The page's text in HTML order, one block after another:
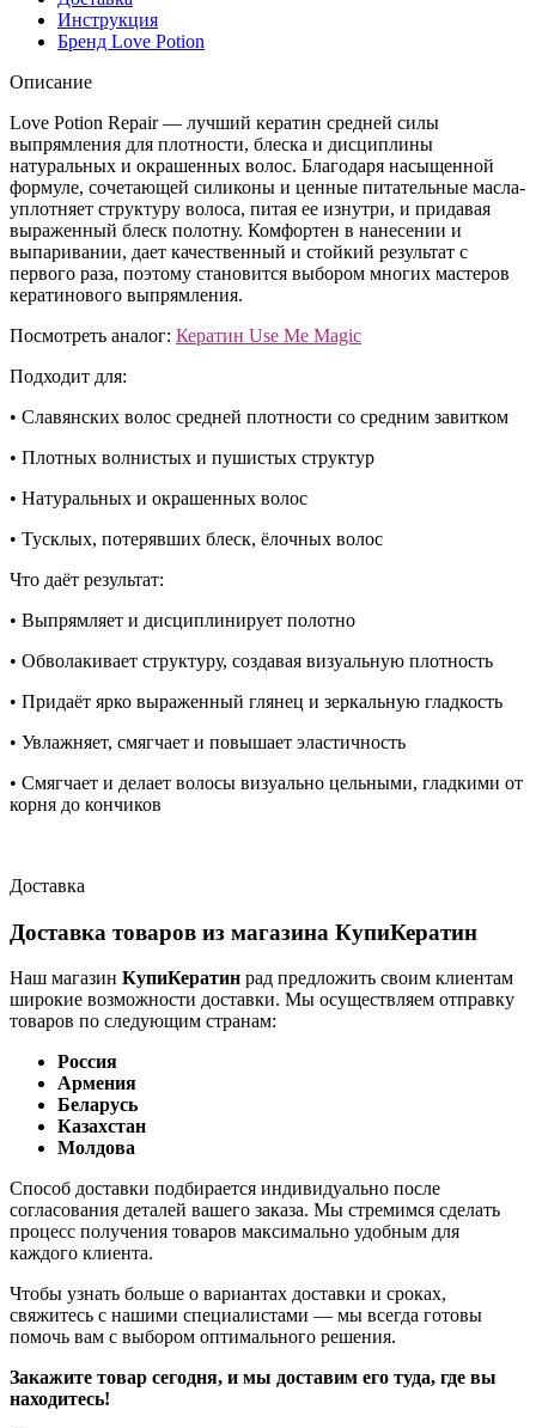
Инструкция
Бренд Love Potion
Описание
Love Potion Repair — лучший кератин средней силы
выпрямления для плотности, блеска и дисциплины
натуральных и окрашенных волос. Благодаря насыщенной
формуле, сочетающей силиконы и ценные питательные масла-
уплотняет структуру волоса, питая ее изнутри, и придавая
выраженный блеск полотну. Комфортен в нанесении и
выпаривании, дает качественный и стойкий результат с
первого раза, поэтому становится выбором многих мастеров
кератинового выпрямления.
Посмотреть аналог: Кератин Use Me Magic
Подходит для:
• Славянских волос средней плотности со средним завитком
• Плотных волнистых и пушистых структур
• Натуральных и окрашенных волос
• Тусклых, потерявших блеск, ёлочных волос
Что даёт результат:
• Выпрямляет и дисциплинирует полотно
• Обволакивает структуру, создавая визуальную плотность
• Придаёт ярко выраженный глянец и зеркальную гладкость
• Увлажняет, смягчает и повышает эластичность
• Смягчает и делает волосы визуально цельными, гладкими от
корня до кончиков
Доставка
Доставка товаров из магазина КупиКератин
Наш магазин КупиКератин рад предложить своим клиентам
широкие возможности доставки. Мы осуществляем отправку
товаров по следующим странам:
Россия
Армения
Беларусь
Казахстан
Молдова
Способ доставки подбирается индивидуально после
согласования деталей вашего заказа. Мы стремимся сделать
процесс получения товаров максимально удобным для
каждого клиента.
Чтобы узнать больше о вариантах доставки и сроках,
свяжитесь с нашими специалистами — мы всегда готовы
помочь вам с выбором оптимального решения.
Закажите товар сегодня, и мы доставим его туда, где вы
находитесь!